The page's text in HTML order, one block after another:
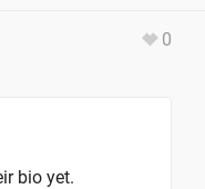
0
bio yet.